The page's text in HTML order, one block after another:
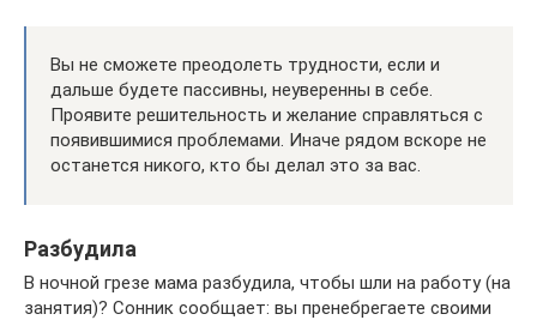
Вы не сможете преодолеть трудности, если и
дальше будете пассивны, неуверенны в себе.
Проявите решительность и желание справляться с
появившимися проблемами. Иначе рядом вскоре не
останется никого, кто бы делал это за вас.
Разбудила
В ночной грезе мама разбудила, чтобы шли на работу (на
занятия)? Сонник сообщает: вы пренебрегаете своими